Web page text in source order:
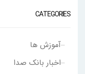
CATEGORIES
آموزش ها
اخبار بانک صدا